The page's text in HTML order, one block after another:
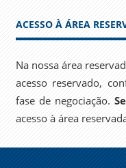
ACESSO À ÁREA
Na nossa área
acesso reservado,
fase de negociação.
acesso à área